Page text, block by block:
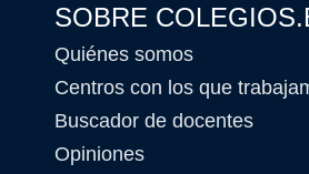
SOBRE
Quiénes somos
Centros con los que
Buscador de docentes
Opiniones